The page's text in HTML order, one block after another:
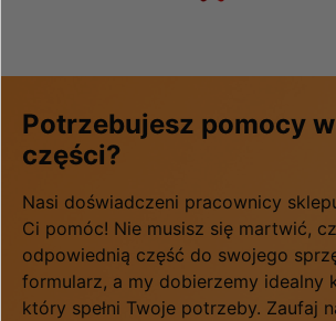
Potrzebujesz pomocy
części?
Nasi doświadczeni pracownicy
Ci pomóc! Nie musisz się martwić,
odpowiednią część do swojego
formularz, a my dobierzemy idealny
który spełni Twoje potrzeby. Zaufaj